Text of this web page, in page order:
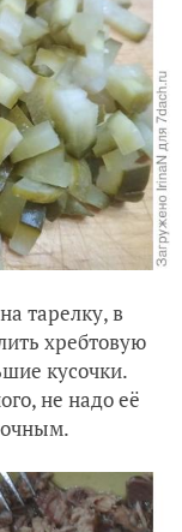
тарелку, в
хребтовую
кусочки.
не надо её